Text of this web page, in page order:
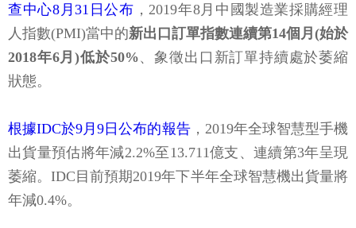
查中心8月31日公布 ，2019年8月中國製造業採購經理
人指數(PMI)當中的新出口訂單指數連續第14個月(始於
2018年6月)低於50%、象徵出口新訂單持續處於萎縮
狀態。
根據IDC於9月9日公布的報告，2019年全球智慧型手機
出貨量預估將年減2.2%至13.711億支、連續第3年呈現
萎縮。IDC目前預期2019年下半年全球智慧機出貨量將
年減0.4%。